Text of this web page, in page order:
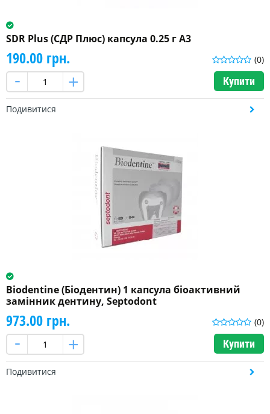
SDR Plus (СДР Плюс) капсула 0.25 г A3
(0)
190.00 грн.
Купити
Подивитися
Biodentine (Біодентин) 1 капсула біоактивний
замінник дентину, Septodont
(0)
973.00 грн.
Купити
Подивитися